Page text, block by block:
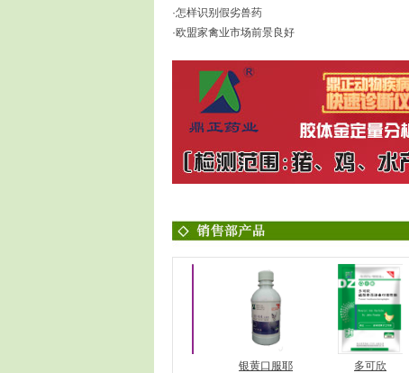
·怎样识别假劣兽药
·欧盟家禽业市场前景良好
银黄口服耶 多可欣